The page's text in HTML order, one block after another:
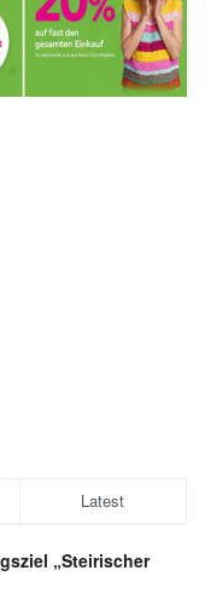
Latest
„Steirischer